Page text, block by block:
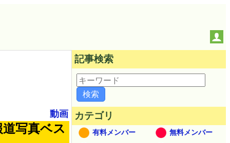
動画
写真ベス
記事検索
カテゴリ
有料メンバー
無料メンバー